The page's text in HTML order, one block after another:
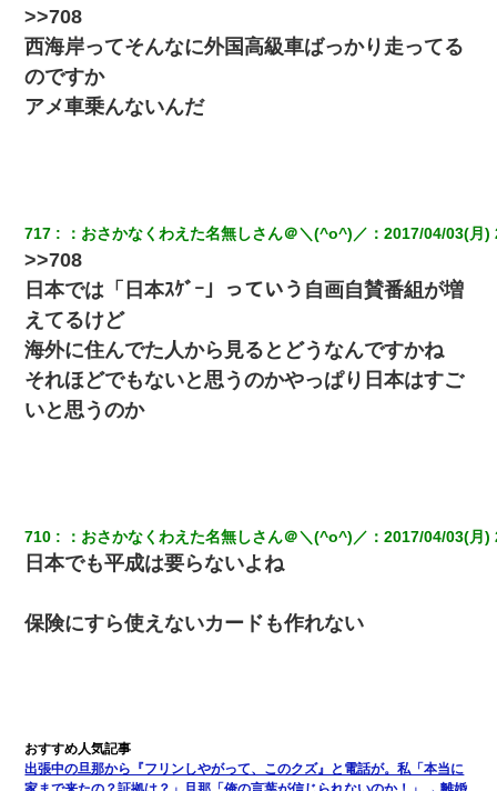
>>708
西海岸ってそんなに外国高級車ばっかり走ってる
のですか
アメ車乗んないんだ
717 ： おさかなくわえた名無しさん＠＼(^o^)／ ：2017/04/03(月)
>>708
日本では「日本ｽｹﾞｰ」っていう自画自賛番組が増
えてるけど
海外に住んでた人から見るとどうなんですかね
それほどでもないと思うのかやっぱり日本はすご
いと思うのか
710 ： おさかなくわえた名無しさん＠＼(^o^)／ ：2017/04/03(月)
日本でも平成は要らないよね
保険にすら使えないカードも作れない
出張中の旦那から『フリンしやがって、このクズ』と電話が。私「本当に